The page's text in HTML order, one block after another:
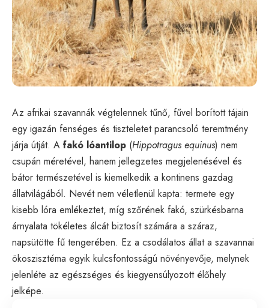
Az afrikai szavannák végtelennek tűnő, fűvel borított tájain
egy igazán fenséges és tiszteletet parancsoló teremtmény
járja útját. A fakó lóantilop (Hippotragus equinus) nem
csupán méretével, hanem jellegzetes megjelenésével és
bátor természetével is kiemelkedik a kontinens gazdag
állatvilágából. Nevét nem véletlenül kapta: termete egy
kisebb lóra emlékeztet, míg szőrének fakó, szürkésbarna
árnyalata tökéletes álcát biztosít számára a száraz,
napsütötte fű tengerében. Ez a csodálatos állat a szavannai
ökoszisztéma egyik kulcsfontosságú növényevője, melynek
jelenléte az egészséges és kiegyensúlyozott élőhely
jelképe.